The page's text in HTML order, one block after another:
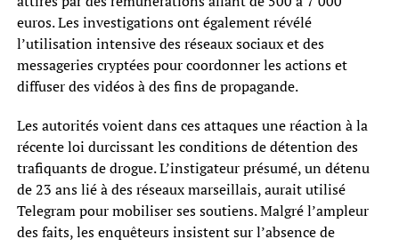
euros. Les investigations ont également révélé
l’utilisation intensive des réseaux sociaux et des
messageries cryptées pour coordonner les actions et
diffuser des vidéos à des fins de propagande.
Les autorités voient dans ces attaques une réaction à la
récente loi durcissant les conditions de détention des
trafiquants de drogue. L’instigateur présumé, un détenu
de 23 ans lié à des réseaux marseillais, aurait utilisé
Telegram pour mobiliser ses soutiens. Malgré l’ampleur
des faits, les enquêteurs insistent sur l’absence de